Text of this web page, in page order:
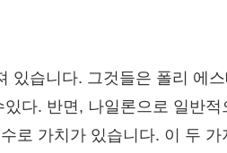
있습니다. 그것들은 폴리 에
다. 반면, 나일론으로 일반적
로 가치가 있습니다. 이 두 가